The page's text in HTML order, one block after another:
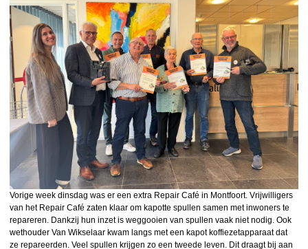
Vorige week dinsdag was er een extra Repair Café in Montfoort. Vrijwilligers
van het Repair Café zaten klaar om kapotte spullen samen met inwoners te
repareren. Dankzij hun inzet is weggooien van spullen vaak niet nodig. Ook
wethouder Van Wikselaar kwam langs met een kapot koffiezetapparaat dat
ze repareerden. Veel spullen krijgen zo een tweede leven. Dit draagt bij aan